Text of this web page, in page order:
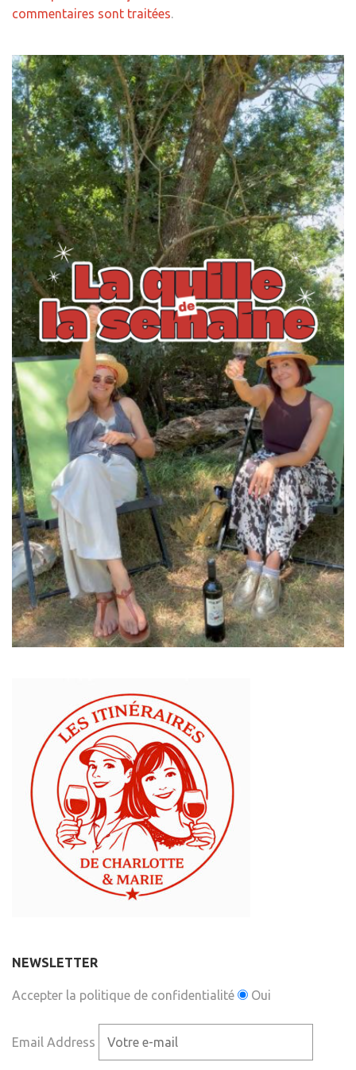
commentaires sont traitées.
NEWSLETTER
Accepter la politique de confidentialité Oui
Email Address